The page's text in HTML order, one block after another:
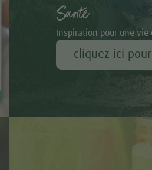
Santé
Inspiration pour une vie
cliquez ici